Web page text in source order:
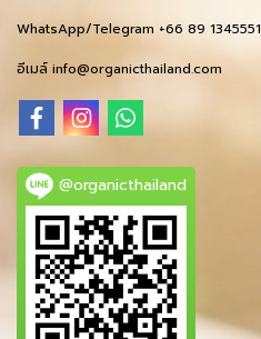
WhatsApp/Telegram +66 89 1345551
อีเมล์ info@organicthailand.com
@organicthailand